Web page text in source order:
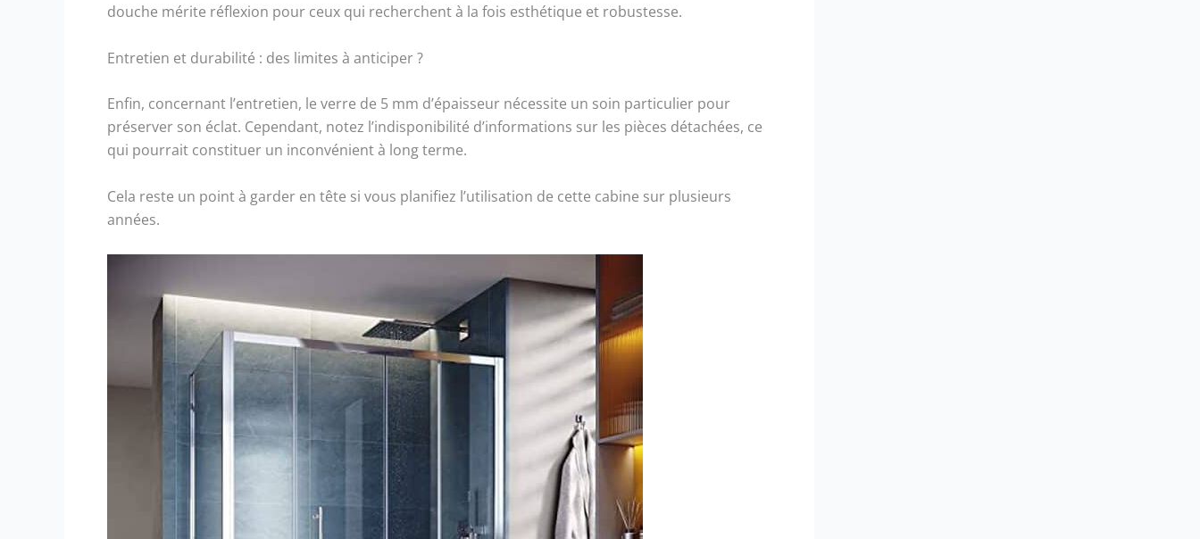
douche mérite réflexion pour ceux qui recherchent à la fois esthétique et robustesse.
Entretien et durabilité : des limites à anticiper ?
Enfin, concernant l’entretien, le verre de 5 mm d’épaisseur nécessite un soin particulier pour
préserver son éclat. Cependant, notez l’indisponibilité d’informations sur les pièces détachées, ce
qui pourrait constituer un inconvénient à long terme.
Cela reste un point à garder en tête si vous planifiez l’utilisation de cette cabine sur plusieurs
années.